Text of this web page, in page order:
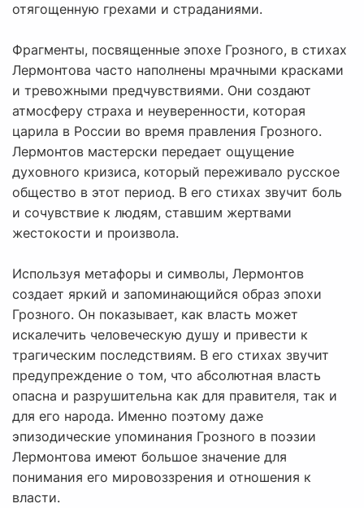
отягощенную грехами и страданиями.
Фрагменты, посвященные эпохе Грозного, в стихах
Лермонтова часто наполнены мрачными красками
и тревожными предчувствиями. Они создают
атмосферу страха и неуверенности, которая
царила в России во время правления Грозного.
Лермонтов мастерски передает ощущение
духовного кризиса, который переживало русское
общество в этот период. В его стихах звучит боль
и сочувствие к людям, ставшим жертвами
жестокости и произвола.
Используя метафоры и символы, Лермонтов
создает яркий и запоминающийся образ эпохи
Грозного. Он показывает, как власть может
искалечить человеческую душу и привести к
трагическим последствиям. В его стихах звучит
предупреждение о том, что абсолютная власть
опасна и разрушительна как для правителя, так и
для его народа. Именно поэтому даже
эпизодические упоминания Грозного в поэзии
Лермонтова имеют большое значение для
понимания его мировоззрения и отношения к
власти.